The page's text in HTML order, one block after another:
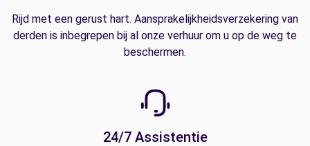
Rijd met een gerust hart. Aansprakelijkheidsverzekering van
derden is inbegrepen bij al onze verhuur om u op de weg te
beschermen.
24/7 Assistentie